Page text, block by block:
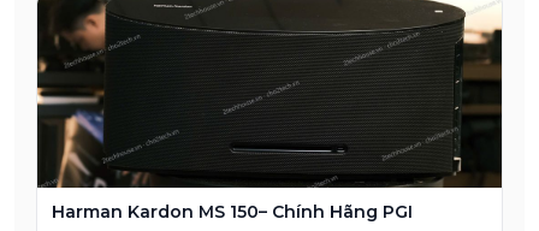
Harman Kardon MS 150– Chính Hãng PGI